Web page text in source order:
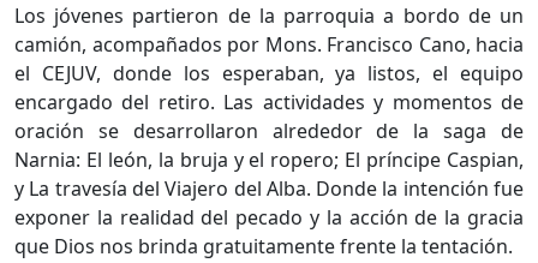
Los jóvenes partieron de la parroquia a bordo de un
camión, acompañados por Mons. Francisco Cano, hacia
el CEJUV, donde los esperaban, ya listos, el equipo
encargado del retiro. Las actividades y momentos de
oración se desarrollaron alrededor de la saga de
Narnia: El león, la bruja y el ropero; El príncipe Caspian,
y La travesía del Viajero del Alba. Donde la intención fue
exponer la realidad del pecado y la acción de la gracia
que Dios nos brinda gratuitamente frente la tentación.